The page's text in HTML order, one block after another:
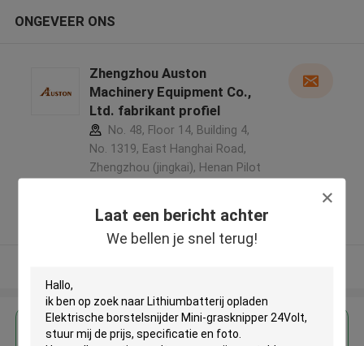
Laat een bericht achter
We bellen je snel terug!
ONGEVEER ONS
Zhengzhou Auston
Machinery Equipment Co.,
Ltd. fabrikant profiel
No. 48, Floor 14, Building 4,
No. 1319, East Hanghai Road,
Zhengzhou (jingkai), Henan Pilot
Geverifieerde Leverancier
Krijg de beste prijs voor